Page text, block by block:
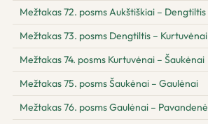
Mežtakas 72. posms Aukštiškiai – Dengtiltis
Mežtakas 73. posms Dengtiltis – Kurtuvėnai
Mežtakas 74. posms Kurtuvėnai – Šaukėnai
Mežtakas 75. posms Šaukėnai – Gaulėnai
Mežtakas 76. posms Gaulėnai – Pavandenė